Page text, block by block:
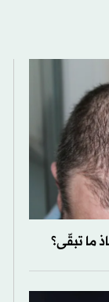
ما تبقّى؟